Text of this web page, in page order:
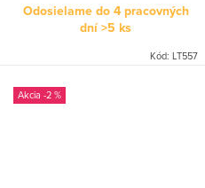
Odosielame do 4 pracovných
dní>5 ks
Kód: LT557
-2 %